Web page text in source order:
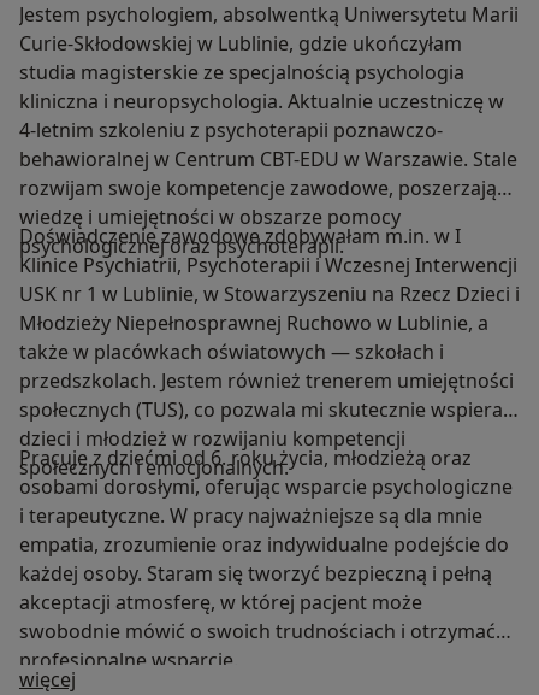
Jestem psychologiem, absolwentką Uniwersytetu Marii
Curie-Skłodowskiej w Lublinie, gdzie ukończyłam
studia magisterskie ze specjalnością psychologia
kliniczna i neuropsychologia. Aktualnie uczestniczę w
4-letnim szkoleniu z psychoterapii poznawczo-
behawioralnej w Centrum CBT-EDU w Warszawie. Stale
rozwijam swoje kompetencje zawodowe, poszerzając
wiedzę i umiejętności w obszarze pomocy
psychologicznej oraz psychoterapii.
Doświadczenie zawodowe zdobywałam m.in. w I
Klinice Psychiatrii, Psychoterapii i Wczesnej Interwencji
USK nr 1 w Lublinie, w Stowarzyszeniu na Rzecz Dzieci i
Młodzieży Niepełnosprawnej Ruchowo w Lublinie, a
także w placówkach oświatowych — szkołach i
przedszkolach. Jestem również trenerem umiejętności
społecznych (TUS), co pozwala mi skutecznie wspierać
dzieci i młodzież w rozwijaniu kompetencji
społecznych i emocjonalnych.
Pracuję z dziećmi od 6. roku życia, młodzieżą oraz
osobami dorosłymi, oferując wsparcie psychologiczne
i terapeutyczne. W pracy najważniejsze są dla mnie
empatia, zrozumienie oraz indywidualne podejście do
każdej osoby. Staram się tworzyć bezpieczną i pełną
akceptacji atmosferę, w której pacjent może
swobodnie mówić o swoich trudnościach i otrzymać
profesjonalne wsparcie.
więcej